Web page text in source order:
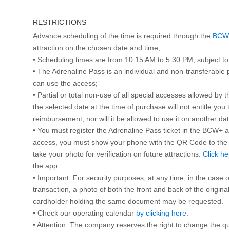
RESTRICTIONS
Advance scheduling of the time is required through the
attraction on the chosen date and time;
• Scheduling times are from 10:15 AM to 5:30 PM, subject
• The Adrenaline Pass is an individual and non-transferable
can use the access;
• Partial or total non-use of all special accesses allowed by
the selected date at the time of purchase will not entitle you
reimbursement, nor will it be allowed to use it on another
• You must register the Adrenaline Pass ticket in the BCW+
access, you must show your phone with the QR Code to
take your photo for verification on future attractions. Click
the app.
• Important: For security purposes, at any time, in the case
transaction, a photo of both the front and back of the
cardholder holding the same document may be requested.
• Check our operating calendar by clicking here.
• Attention: The company reserves the right to change the